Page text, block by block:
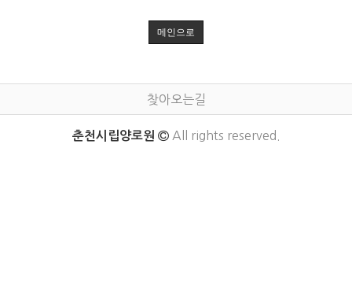
메인으로
찾아오는길
춘천시립양로원 All rights reserved.